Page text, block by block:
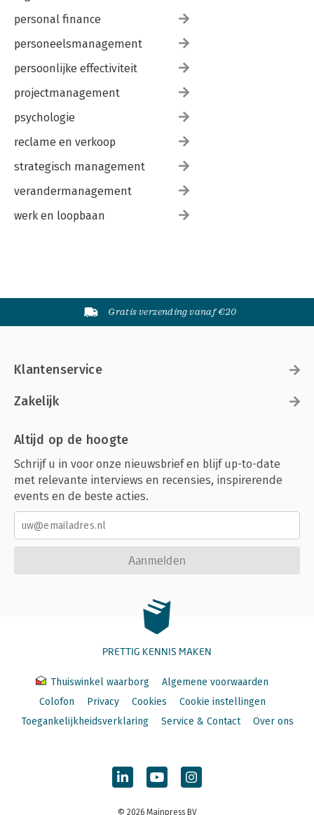
personal finance
personeelsmanagement
persoonlijke effectiviteit
projectmanagement
psychologie
reclame en verkoop
strategisch management
verandermanagement
werk en loopbaan
Gratis verzending vanaf €20
Klantenservice
Zakelijk
Altijd op de hoogte
Schrijf u in voor onze nieuwsbrief en blijf up-to-date
met relevante interviews en recensies, inspirerende
events en de beste acties.
Aanmelden
PRETTIG KENNIS MAKEN
Thuiswinkel waarborg
Algemene voorwaarden
Colofon
Privacy Cookies
Cookie instellingen
Toegankelijkheidsverklaring
Service & Contact Over ons
© 2026 Mainpress BV